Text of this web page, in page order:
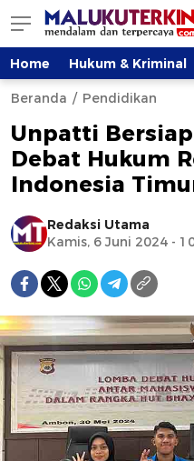
Home Hukum & Kriminal
Beranda Pendidikan
Unpatti
Debat Hukum
Indonesia
Redaksi Utama
Kamis, 6 Juni 2024 -